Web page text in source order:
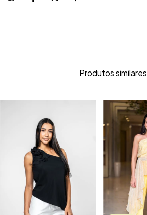
Produtos similares